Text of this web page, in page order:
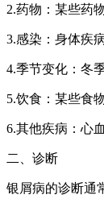
2.药物：某些药
3.感染：身体疾
4.季节变化：冬
5.饮食：某些食
6.其他疾病：心
二、诊断
银屑病的诊断通